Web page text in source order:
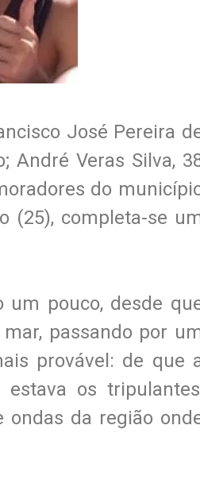
José Pereira
André Veras Silva,
do
(25), completa-se
um pouco, desde
passando por
provável: de que
estava os
da região